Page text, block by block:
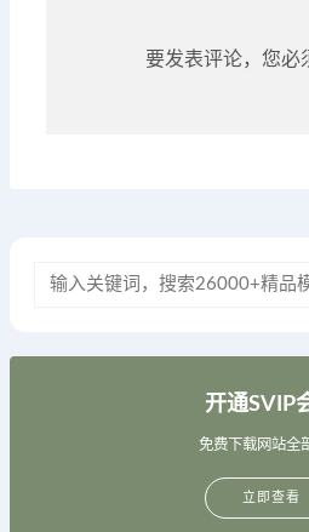
要发表评论，您必
开通SVIP
免费下载网站全
立即查看